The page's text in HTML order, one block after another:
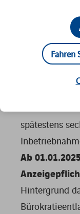
durch den
Wer neue
verwendet
Messwerte
hatte bisher
spätestens
Ab
Hintergrund
Fahren